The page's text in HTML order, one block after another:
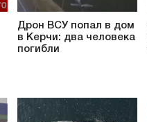
Дрон ВСУ попал в дом
в Керчи: два человека
погибли